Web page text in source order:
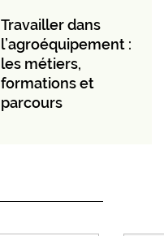
Travailler dans
l’agroéquipement :
les métiers,
formations et
parcours